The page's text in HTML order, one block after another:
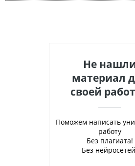
Не
материал
своей
Поможем написать
работу
Без плагиата!
Без